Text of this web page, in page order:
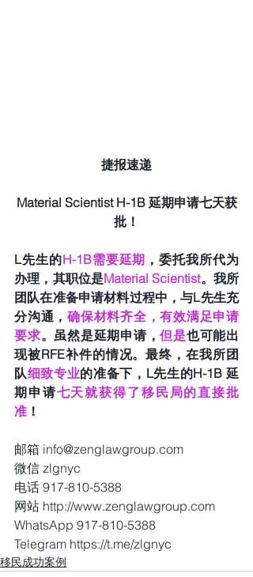
捷报速递
Material Scientist H-1B 延期申请七天获
批！
L先生的H-1B需要延期 ，委托我所代为
办理，其职位是Material Scientist。我所
团队在准备申请材料过程中，与L先生充
分沟通， 确保材料齐全，有效满足申请
要求。虽然是延期申请，但是也可能出
现被RFE补件的情况。最终，在我所团
队细致专业的准备下，L先生的H-1B 延
期申请七天就获得了移民局的直接批
准 ！
邮箱 info@zenglawgroup.com
微信 zlgnyc
电话 917-810-5388
网站 http://www.zenglawgroup.com
WhatsApp 917-810-5388
Telegram https://t.me/zlgnyc
移民成功案例